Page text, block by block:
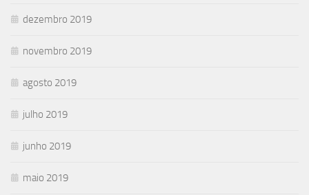
dezembro 2019
novembro 2019
agosto 2019
julho 2019
junho 2019
maio 2019